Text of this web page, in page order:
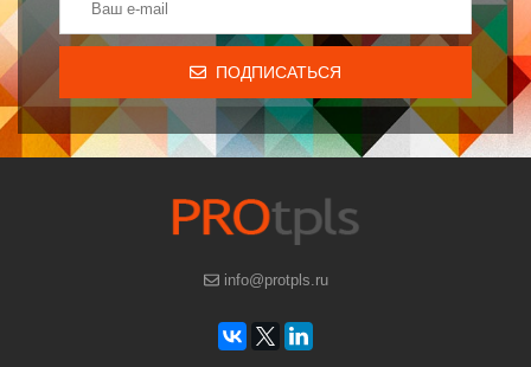
ПОДПИСАТЬСЯ
info@protpls.ru